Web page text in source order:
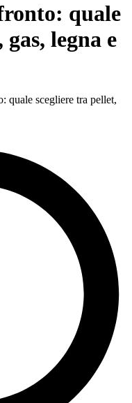
quale
legna e
quale scegliere tra pellet,